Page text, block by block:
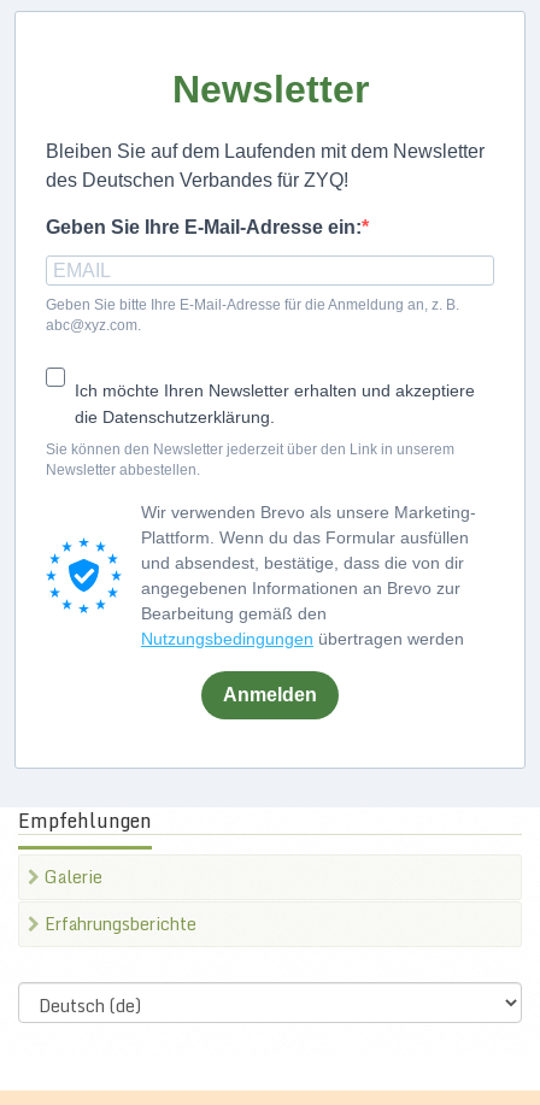
Newsletter
Bleiben Sie auf dem Laufenden mit dem Newsletter
des Deutschen Verbandes für ZYQ!
Geben Sie Ihre E-Mail-Adresse ein:
Geben Sie bitte Ihre E-Mail-Adresse für die Anmeldung an, z. B.
abc@xyz.com.
Ich möchte Ihren Newsletter erhalten und akzeptiere
die Datenschutzerklärung.
Sie können den Newsletter jederzeit über den Link in unserem
Newsletter abbestellen.
Wir verwenden Brevo als unsere Marketing-
Plattform. Wenn du das Formular ausfüllen
und absendest, bestätige, dass die von dir
angegebenen Informationen an Brevo zur
Bearbeitung gemäß den
Nutzungsbedingungen übertragen werden
Anmelden
Empfehlungen
Galerie
Erfahrungsberichte
Select
language